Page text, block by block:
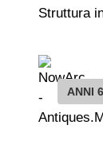
Struttura
ANNI